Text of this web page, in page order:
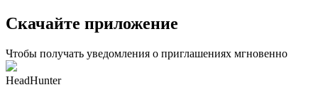
Скачайте приложение
Чтобы получать уведомления о приглашениях мгновенно
HeadHunter